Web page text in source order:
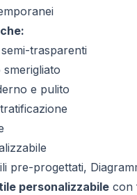
trasparenti
e pulito
pre-progettati,
personalizzabile con